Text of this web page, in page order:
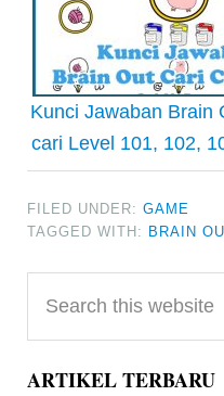
Kunci Jawaban Brain
cari Level 101, 102,
FILED UNDER:GAME
TAGGED WITH: BRAIN
Primary
Sidebar
this
website
ARTIKEL TERBARU